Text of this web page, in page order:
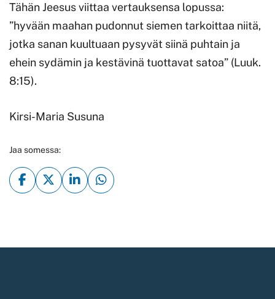
Tähän Jeesus viittaa vertauksensa lopussa:
”hyvään maahan pudonnut siemen tarkoittaa niitä,
jotka sanan kuultuaan pysyvät siinä puhtain ja
ehein sydämin ja kestävinä tuottavat satoa” (Luuk.
8:15).
Kirsi-Maria Susuna
Jaa somessa: